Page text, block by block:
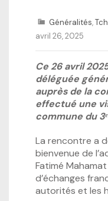
Généralités,
avril 26, 2025
Ce 26 avril
déléguée
auprès de la
effectué une
commune du
La rencontre a
bienvenue de
Fatimé
d’échanges
autorités et les